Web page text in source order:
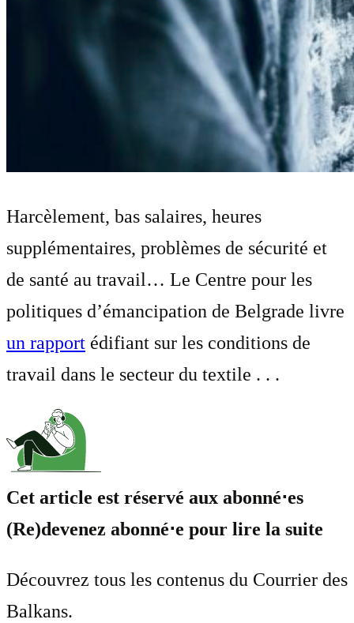
Harcèlement, bas salaires, heures
supplémentaires, problèmes de sécurité et
de santé au travail… Le Centre pour les
politiques d’émancipation de Belgrade livre
un rapport édifiant sur les conditions de
travail dans le secteur du textile . . .
Cet article est réservé aux abonné⋅es
(Re)devenez abonné⋅e pour lire la suite
Découvrez tous les contenus du Courrier des
Balkans.